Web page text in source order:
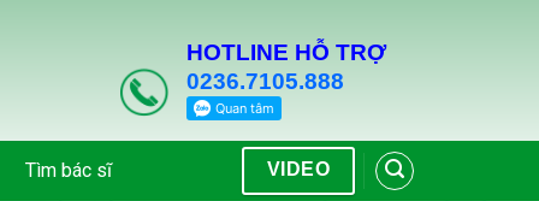
HOTLINE HỖ TRỢ
0236.7105.888
Tìm bác sĩ VIDEO